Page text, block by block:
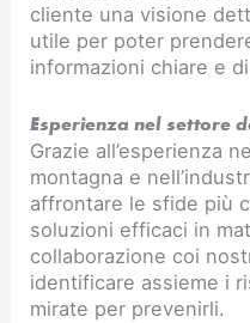
cliente una visione
utile per poter
informazioni chiare e
Esperienza nel settore
Grazie all’esperienza
montagna e
affrontare le sfide più
soluzioni efficaci in
collaborazione coi
identificare assieme i
mirate per prevenirli.